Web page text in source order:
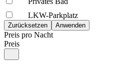
LKW-Parkplatz
Preis pro Nacht
Preis